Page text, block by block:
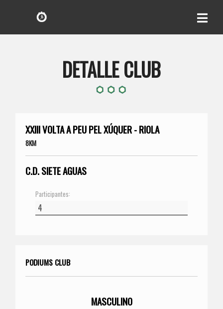
DETALLE CLUB
XXIII VOLTA A PEU PEL XÚQUER - RIOLA
8KM
C.D. SIETE AGUAS
Participantes:
PODIUMS CLUB
MASCULINO